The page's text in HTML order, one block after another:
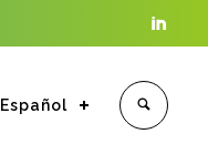

Español